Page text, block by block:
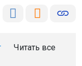
Читать все